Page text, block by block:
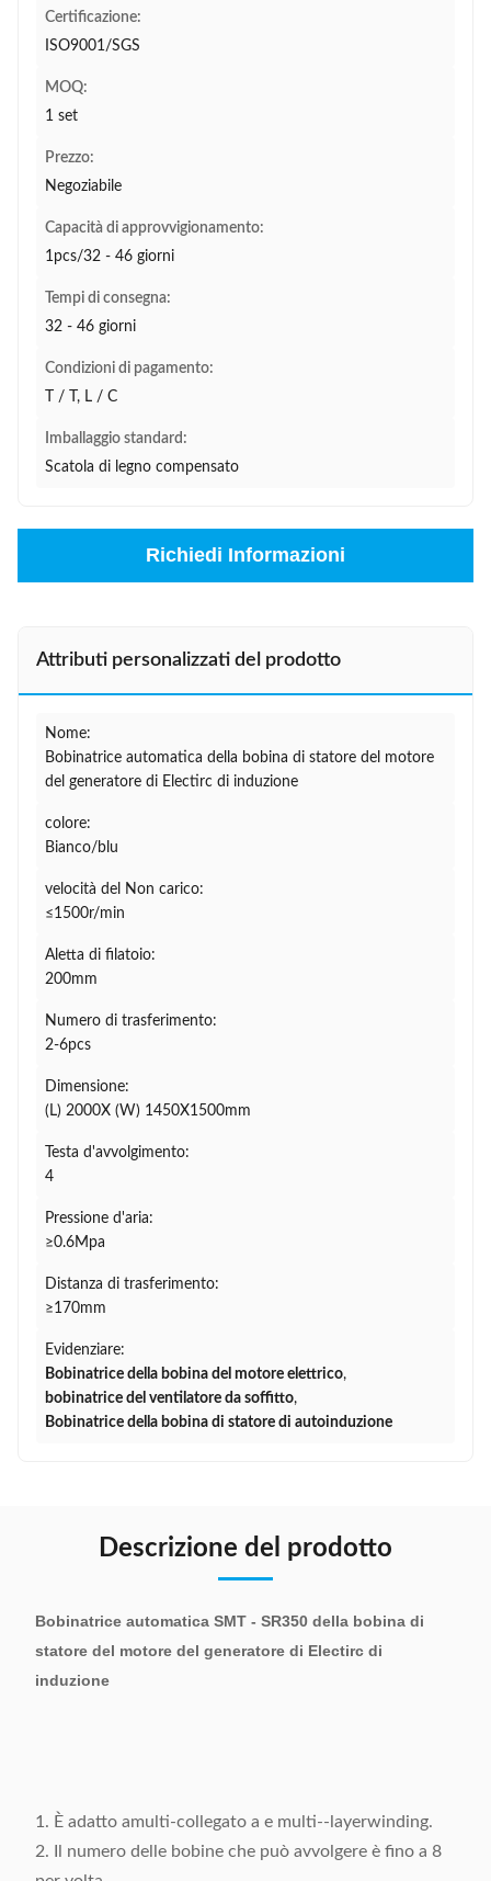
Certificazione:
ISO9001/SGS
MOQ:
1 set
Prezzo:
Negoziabile
Capacità di approvvigionamento:
1pcs/32 - 46 giorni
Tempi di consegna:
32 - 46 giorni
Condizioni di pagamento:
T / T, L / C
Imballaggio standard:
Scatola di legno compensato
Richiedi Informazioni
Attributi personalizzati del prodotto
Nome:
Bobinatrice automatica della bobina di statore del motore
del generatore di Electirc di induzione
colore:
Bianco/blu
velocità del Non carico:
≤1500r/min
Aletta di filatoio:
200mm
Numero di trasferimento:
2-6pcs
Dimensione:
(L) 2000X (W) 1450X1500mm
Testa d'avvolgimento:
4
Pressione d'aria:
≥0.6Mpa
Distanza di trasferimento:
≥170mm
Evidenziare:
Bobinatrice della bobina del motore elettrico,
bobinatrice del ventilatore da soffitto,
Bobinatrice della bobina di statore di autoinduzione
Descrizione del prodotto
Bobinatrice automatica SMT - SR350 della bobina di
statore del motore del generatore di Electirc di
induzione
1. È adatto amulti-collegato a e multi--layerwinding.
2. Il numero delle bobine che può avvolgere è fino a 8